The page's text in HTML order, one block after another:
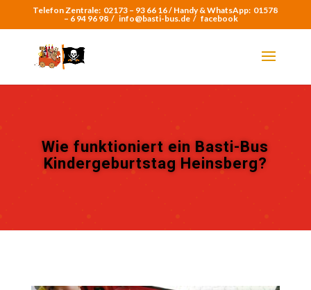
Telefon Zentrale: 02173 – 93 66 16 / Handy & WhatsApp: 01578
– 6 94 96 98 / info@basti-bus.de / facebook
Wie funktioniert ein Basti-Bus
Kindergeburtstag Heinsberg?